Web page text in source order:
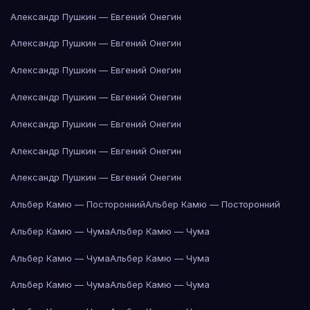
Александр Пушкин — Евгений Онегин
Александр Пушкин — Евгений Онегин
Александр Пушкин — Евгений Онегин
Александр Пушкин — Евгений Онегин
Александр Пушкин — Евгений Онегин
Александр Пушкин — Евгений Онегин
Александр Пушкин — Евгений Онегин
Альбер Камю — ПостороннийАльбер Камю — Посторонний
Альбер Камю — ЧумаАльбер Камю — Чума
Альбер Камю — ЧумаАльбер Камю — Чума
Альбер Камю — ЧумаАльбер Камю — Чума